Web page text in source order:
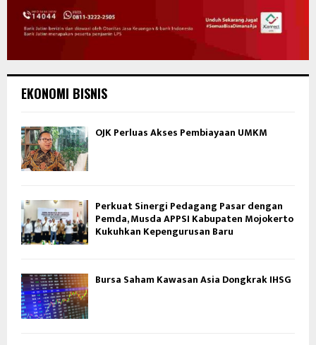
EKONOMI BISNIS
OJK Perluas Akses Pembiayaan UMKM
Perkuat Sinergi Pedagang Pasar dengan
Pemda, Musda APPSI Kabupaten Mojokerto
Kukuhkan Kepengurusan Baru
Bursa Saham Kawasan Asia Dongkrak IHSG